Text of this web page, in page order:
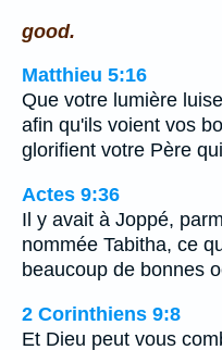
good.
Matthieu 5:16
Que votre lumière
afin qu'ils voient vos
glorifient votre Père
Actes 9:36
Il y avait à Joppé,
nommée Tabitha, ce
beaucoup de bonnes
2 Corinthiens 9:8
Et Dieu peut vous